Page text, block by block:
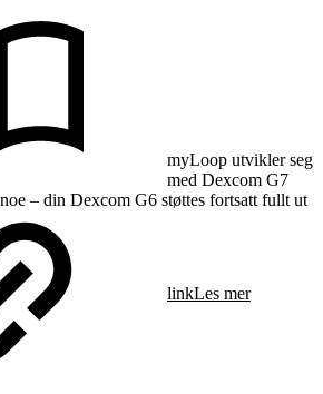
myLoop utvikler seg
med Dexcom G7
– din Dexcom G6 støttes fortsatt fullt ut
linkLes mer